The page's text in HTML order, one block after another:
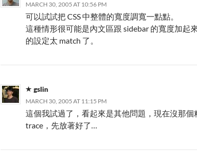
MARCH 30, 2005 AT 10:56 PM
可以試試把 CSS 中整體的寬度調寬一點點。
這種情形很可能是內文區跟 sidebar 的寬度加起
的設定太 match 了。
gslin
MARCH 30, 2005 AT 11:15 PM
這個我試過了，看起來是其他問題，現在沒那個
trace，先放著好了…